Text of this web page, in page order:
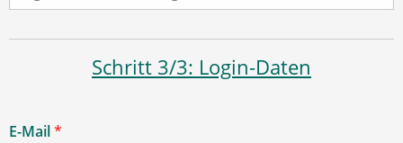
Schritt 3/3: Login-Daten
E-Mail*